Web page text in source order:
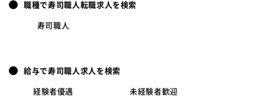
職種で寿司職人転職求人を検索
寿司職人
給与で寿司職人求人を検索
経験者優遇 未経験者歓迎